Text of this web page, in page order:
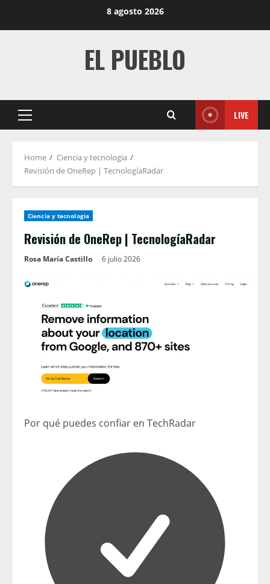
8 agosto 2026
EL PUEBLO
Primary
LIVE
Home
Ciencia y tecnologia
Revisión de OneRep | TecnologíaRadar
Ciencia y tecnologia
Revisión de OneRep | TecnologíaRadar
Rosa María Castillo 6 julio 2026
Por qué puedes confiar en TechRadar